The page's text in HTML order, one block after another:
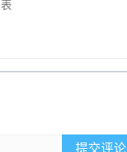
表
提交评论